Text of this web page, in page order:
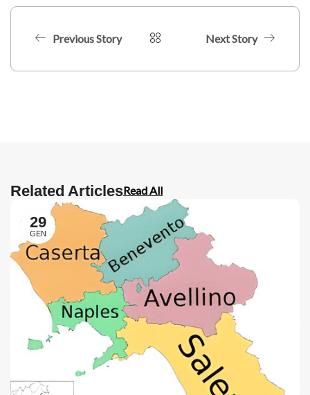
Previous Story Next Story
Related ArticlesRead All
29
GEN